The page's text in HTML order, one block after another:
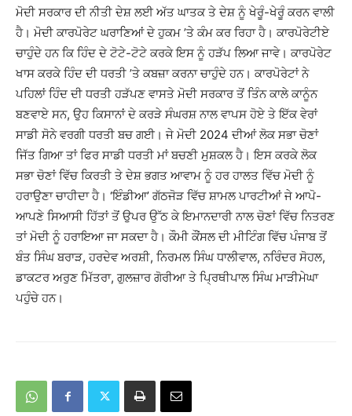
ਮੋਦੀ ਸਰਕਾਰ ਦੀ ਨੀਤੀ ਦੇਸ਼ ਲਈ ਅੱਤ ਘਾਤਕ ਤੇ ਦੇਸ਼ ਨੂੰ ਖੇਰੂੰ-ਖੇਰੂੰ ਕਰਨ ਵਾਲੀ
ਹੈ। ਮੋਦੀ ਕਾਰਪੋਰੇਟ ਘਰਾਣਿਆਂ ਦੇ ਹੁਕਮ ’ਤੇ ਕੰਮ ਕਰ ਰਿਹਾ ਹੈ। ਕਾਰਪੋਰੇਟੀਏ
ਚਾਹੁੰਦੇ ਹਨ ਕਿ ਹਿੰਦ ਦੇ ਟੋਟੇ-ਟੋਟੇ ਕਰਕੇ ਇਸ ਨੂੰ ਹੜੱਪ ਲਿਆ ਜਾਵੇ। ਕਾਰਪੋਰੇਟ
ਖਾਸ ਕਰਕੇ ਹਿੰਦ ਦੀ ਧਰਤੀ ’ਤੇ ਕਬਜ਼ਾ ਕਰਨਾ ਚਾਹੁੰਦੇ ਹਨ। ਕਾਰਪੋਰੇਟਾਂ ਨੇ
ਪਹਿਲਾਂ ਹਿੰਦ ਦੀ ਧਰਤੀ ਹੜੱਪਣ ਵਾਸਤੇ ਮੋਦੀ ਸਰਕਾਰ ਤੋਂ ਤਿੰਨ ਕਾਲੇ ਕਾਨੂੰਨ
ਬਣਵਾਏ ਸਨ, ਉਹ ਕਿਸਾਨਾਂ ਦੇ ਕਰੜੇ ਸੰਘਰਸ਼ ਨਾਲ ਵਾਪਸ ਹੋਏ ਤੇ ਇੱਕ ਵੇਰਾਂ
ਸਾਡੀ ਸੋਨੇ ਵਰਗੀ ਧਰਤੀ ਬਚ ਗਈ। ਜੇ ਮੋਦੀ 2024 ਦੀਆਂ ਲੋਕ ਸਭਾ ਚੋਣਾਂ
ਜਿੱਤ ਗਿਆ ਤਾਂ ਫਿਰ ਸਾਡੀ ਧਰਤੀ ਮਾਂ ਬਚਣੀ ਮੁਸ਼ਕਲ ਹੈ। ਇਸ ਕਰਕੇ ਲੋਕ
ਸਭਾ ਚੋਣਾਂ ਵਿੱਚ ਕਿਰਤੀ ਤੇ ਦੇਸ਼ ਭਗਤ ਆਵਾਮ ਨੂੰ ਹਰ ਹਾਲਤ ਵਿੱਚ ਮੋਦੀ ਨੂੰ
ਹਰਾਉਣਾ ਚਾਹੀਦਾ ਹੈ। ‘ਇੰਡੀਆ’ ਗੱਠਜੋੜ ਵਿੱਚ ਸ਼ਾਮਲ ਪਾਰਟੀਆਂ ਜੇ ਆਪੋ-
ਆਪਣੇ ਸਿਆਸੀ ਹਿੱਤਾਂ ਤੋਂ ਉਪਰ ਉੱਠ ਕੇ ਇਮਾਨਦਾਰੀ ਨਾਲ ਚੋਣਾਂ ਵਿੱਚ ਨਿਤਰਣ
ਤਾਂ ਮੋਦੀ ਨੂੰ ਹਰਾਇਆ ਜਾ ਸਕਦਾ ਹੈ। ਕੌਮੀ ਕੌਂਸਲ ਦੀ ਮੀਟਿੰਗ ਵਿੱਚ ਪੰਜਾਬ ਤੋਂ
ਬੰਤ ਸਿੰਘ ਬਰਾੜ, ਹਰਦੇਵ ਅਰਸ਼ੀ, ਨਿਰਮਲ ਸਿੰਘ ਧਾਲੀਵਾਲ, ਨਰਿੰਦਰ ਸੋਹਲ,
ਡਾਕਟਰ ਅਰੁਣ ਮਿੱਤਰਾ, ਗੁਲਜ਼ਾਰ ਗੋਰੀਆ ਤੇ ਪਿ੍ਰਥੀਪਾਲ ਸਿੰਘ ਮਾੜੀਮੇਘਾ
ਪਹੁੰਚੇ ਹਨ।